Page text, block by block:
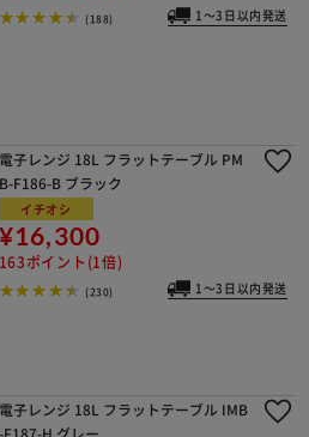
(188) 1～3日以内発送
電子レンジ 18L フラットテーブル PM
B-F186-B ブラック
イチオシ
¥16,300
163ポイント(1倍)
(230) 1～3日以内発送
電子レンジ 18L フラットテーブル IMB
-F187-H グレー